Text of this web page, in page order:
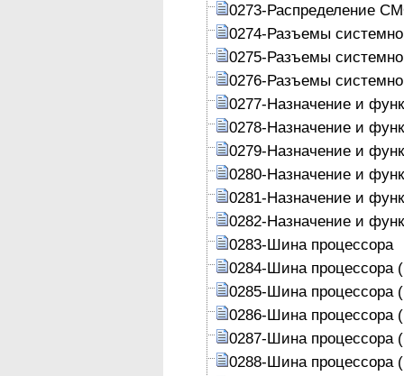
0273-Распределение
0274-Разъемы
0275-Разъемы
0276-Разъемы
0277-Назначение и
0278-Назначение и
0279-Назначение и
0280-Назначение и
0281-Назначение и
0282-Назначение и
0283-Шина процессора
0284-Шина процессора
0285-Шина процессора
0286-Шина процессора
0287-Шина процессора
0288-Шина процессора